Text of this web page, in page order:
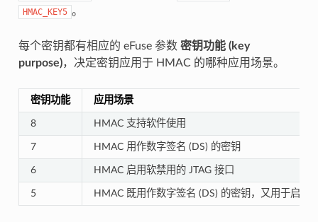
HMAC_KEY5 。
每个密钥都有相应的 eFuse 参数 密钥功能 (key
purpose)，决定密钥应用于 HMAC 的哪种应用场景。
密钥功能 应用场景
8 HMAC 支持软件使用
7 HMAC 用作数字签名 (DS) 的密钥
6 HMAC 启用软禁用的 JTAG 接口
5 HMAC 既用作数字签名 (DS) 的密钥，又用于启用